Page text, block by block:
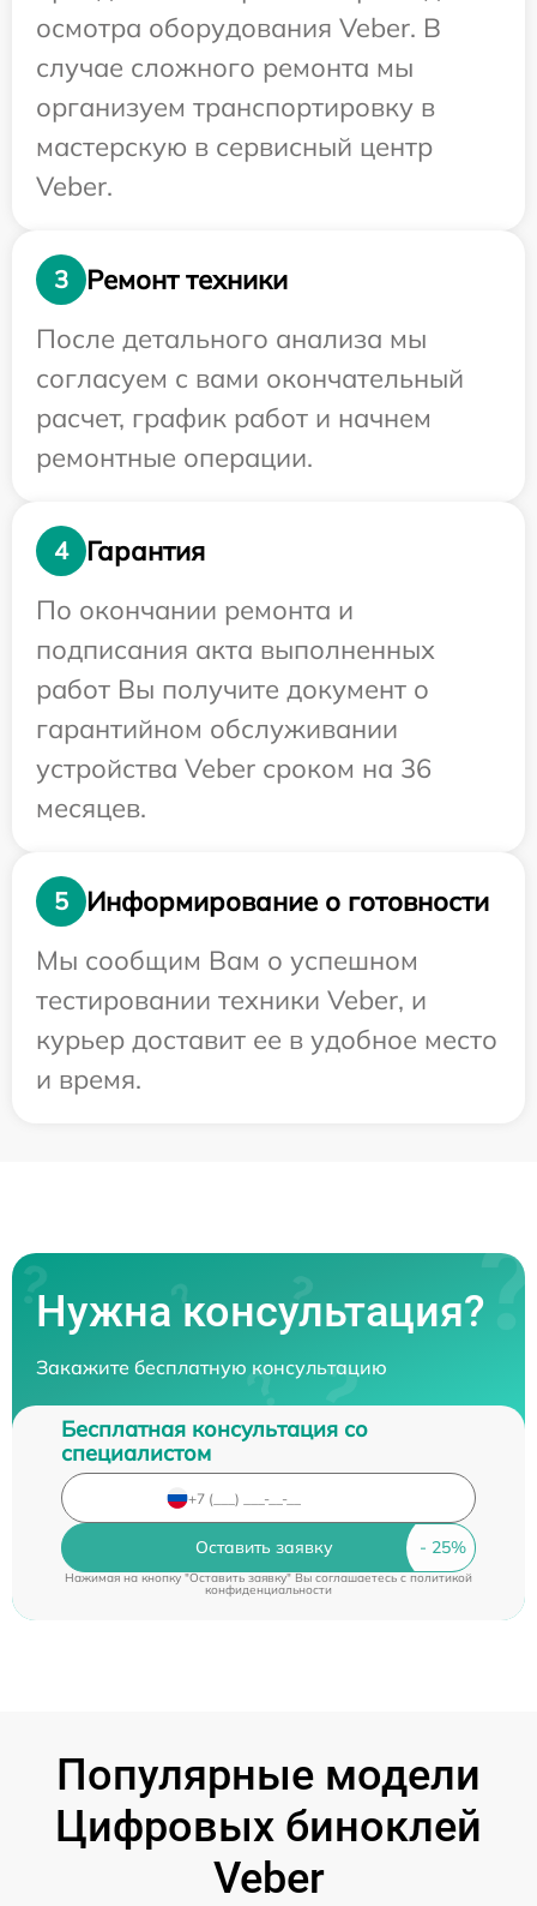
осмотра оборудования Veber. В
случае сложного ремонта мы
организуем транспортировку в
мастерскую в сервисный центр
Veber.
3
Ремонт техники
После детального анализа мы
согласуем с вами окончательный
расчет, график работ и начнем
ремонтные операции.
4
Гарантия
По окончании ремонта и
подписания акта выполненных
работ Вы получите документ о
гарантийном обслуживании
устройства Veber сроком на 36
месяцев.
5
Информирование о готовности
Мы сообщим Вам о успешном
тестировании техники Veber, и
курьер доставит ее в удобное место
и время.
Нужна консультация?
Закажите бесплатную консультацию
Бесплатная консультация со
специалистом
Оставить заявку
Нажимая на кнопку "Оставить заявку" Вы соглашаетесь c политикой
конфиденциальности
Популярные модели
Цифровых биноклей
Veber